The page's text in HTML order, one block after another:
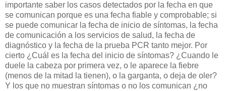
importante saber los casos detectados por la fecha en que
se comunican porque es una fecha fiable y comprobable; si
se puede comunicar la fecha de inicio de síntomas, la fecha
de comunicación a los servicios de salud, la fecha de
diagnóstico y la fecha de la prueba PCR tanto mejor. Por
cierto ¿Cuál es la fecha del inicio de síntomas? ¿Cuando le
duele la cabeza por primera vez, o le aparece la fiebre
(menos de la mitad la tienen), o la garganta, o deja de oler?
Y los que no muestran síntomas o no los comunican ¿no